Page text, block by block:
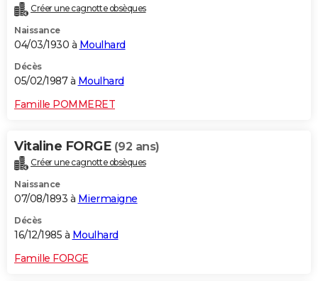
Créer une cagnotte obsèques
Naissance
04/03/1930 à Moulhard
Décès
05/02/1987 à Moulhard
Famille POMMERET
Vitaline FORGE (92 ans)
Créer une cagnotte obsèques
Naissance
07/08/1893 à Miermaigne
Décès
16/12/1985 à Moulhard
Famille FORGE